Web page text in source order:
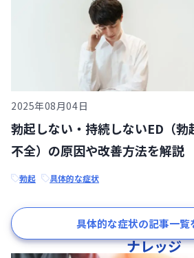
2025年08月04日
勃起しない・持続しないED（勃
不全）の原因や改善方法を解説
勃起 具体的な症状
具体的な症状の記事一覧
ナレッジ